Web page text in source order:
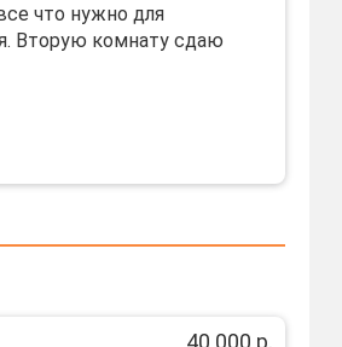
что нужно для
Вторую комнату сдаю
40 000 р.